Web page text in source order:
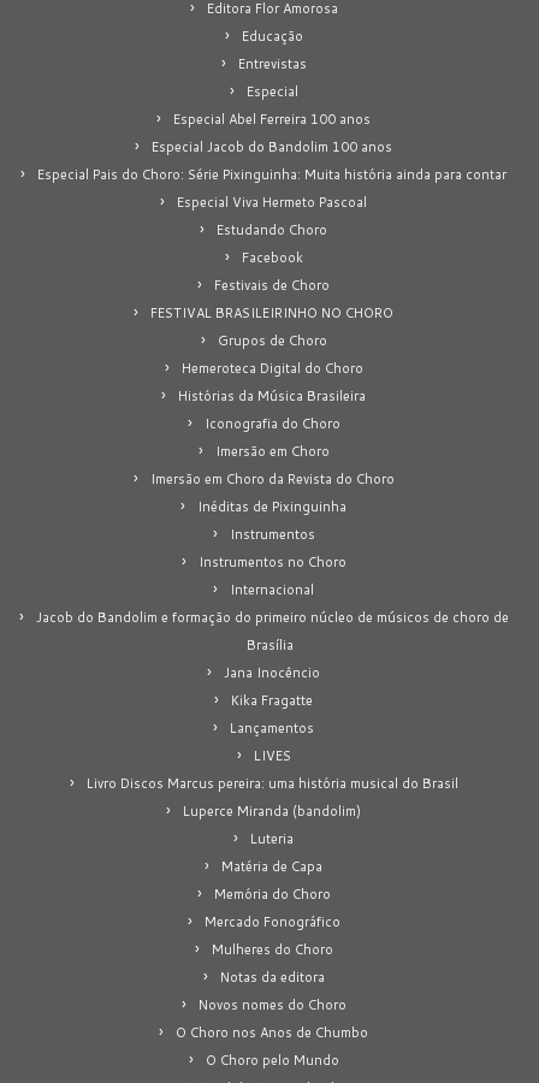
Editora Flor Amorosa
Educação
Entrevistas
Especial
Especial Abel Ferreira 100 anos
Especial Jacob do Bandolim 100 anos
Especial Pais do Choro: Série Pixinguinha: Muita história ainda para contar
Especial Viva Hermeto Pascoal
Estudando Choro
Facebook
Festivais de Choro
FESTIVAL BRASILEIRINHO NO CHORO
Grupos de Choro
Hemeroteca Digital do Choro
Histórias da Música Brasileira
Iconografia do Choro
Imersão em Choro
Imersão em Choro da Revista do Choro
Inéditas de Pixinguinha
Instrumentos
Instrumentos no Choro
Internacional
Jacob do Bandolim e formação do primeiro núcleo de músicos de choro de
Brasília
Jana Inocêncio
Kika Fragatte
Lançamentos
LIVES
Livro Discos Marcus pereira: uma história musical do Brasil
Luperce Miranda (bandolim)
Luteria
Matéria de Capa
Memória do Choro
Mercado Fonográfico
Mulheres do Choro
Notas da editora
Novos nomes do Choro
O Choro nos Anos de Chumbo
O Choro pelo Mundo